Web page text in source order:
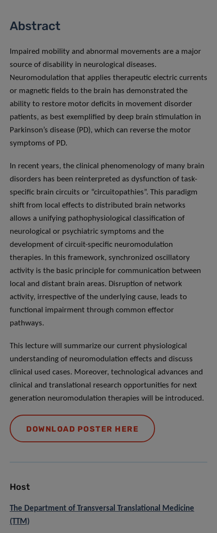
Abstract
Impaired mobility and abnormal movements are a major
source of disability in neurological diseases.
Neuromodulation that applies therapeutic electric currents
or magnetic fields to the brain has demonstrated the
ability to restore motor deficits in movement disorder
patients, as best exemplified by deep brain stimulation in
Parkinson’s disease (PD), which can reverse the motor
symptoms of PD.
In recent years, the clinical phenomenology of many brain
disorders has been reinterpreted as dysfunction of task-
specific brain circuits or “circuitopathies”. This paradigm
shift from local effects to distributed brain networks
allows a unifying pathophysiological classification of
neurological or psychiatric symptoms and the
development of circuit-specific neuromodulation
therapies. In this framework, synchronized oscillatory
activity is the basic principle for communication between
local and distant brain areas. Disruption of network
activity, irrespective of the underlying cause, leads to
functional impairment through common effector
pathways.
This lecture will summarize our current physiological
understanding of neuromodulation effects and discuss
clinical used cases. Moreover, technological advances and
clinical and translational research opportunities for next
generation neuromodulation therapies will be introduced.
DOWNLOAD POSTER HERE
Host
The Department of Transversal Translational Medicine
(TTM)